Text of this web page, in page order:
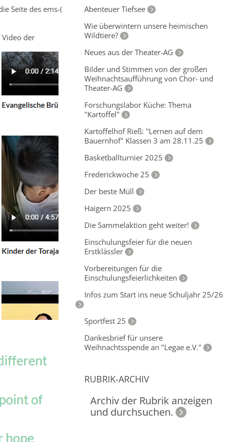
Seite des ems-(
der
Abenteuer Tiefsee
Wie überwintern unsere heimischen
Wildtiere?
Neues aus der Theater-AG
Bilder und Stimmen von der großen
Weihnachtsaufführung von Chor- und
Theater-AG
Forschungslabor Küche: Thema
"Kartoffel"
Kartoffelhof Rieß: "Lernen auf dem
Bauernhof" Klassen 3 am 28.11.25
Basketballturnier 2025
Frederickwoche 25
Der beste Müll
Haigern 2025
Die Sammelaktion geht weiter!
Einschulungsfeier für die neuen
Erstklässler
Vorbereitungen für die
Einschulungsfeierlichkeiten
Infos zum Start ins neue Schuljahr 25/26
Sportfest 25
Dankesbrief für unsere
Weihnachtsspende an "Legae e.V."
RUBRIK-ARCHIV
Archiv der Rubrik anzeigen
und durchsuchen.